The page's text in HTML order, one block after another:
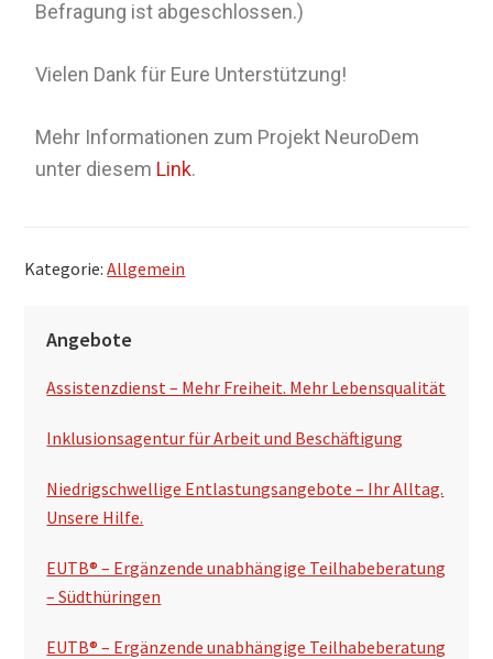
Befragung ist abgeschlossen.)
Vielen Dank für Eure Unterstützung!
Mehr Informationen zum Projekt NeuroDem
unter diesem Link.
Kategorie:Allgemein
Angebote
Assistenzdienst – Mehr Freiheit. Mehr Lebensqualität
Inklusionsagentur für Arbeit und Beschäftigung
Niedrigschwellige Entlastungsangebote – Ihr Alltag.
Unsere Hilfe.
EUTB® – Ergänzende unabhängige Teilhabeberatung
– Südthüringen
EUTB® – Ergänzende unabhängige Teilhabeberatung